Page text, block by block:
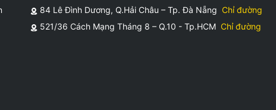
84 Lê Đình Dương, Q.Hải Châu – Tp. Đà Nẵng Chỉ đường
521/36 Cách Mạng Tháng 8 – Q.10 - Tp.HCM Chỉ đường